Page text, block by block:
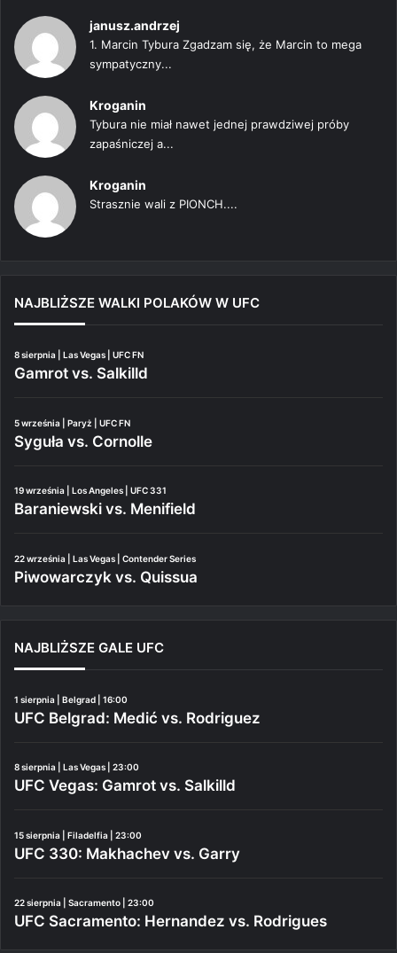
janusz.andrzej
1. Marcin Tybura Zgadzam się, że Marcin to mega
sympatyczny...
Kroganin
Tybura nie miał nawet jednej prawdziwej próby
zapaśniczej a...
Kroganin
Strasznie wali z PIONCH....
NAJBLIŻSZE WALKI POLAKÓW W UFC
8 sierpnia | Las Vegas | UFC FN
Gamrot vs. Salkilld
5 września | Paryż | UFC FN
Syguła vs. Cornolle
19 września | Los Angeles | UFC 331
Baraniewski vs. Menifield
22 września | Las Vegas | Contender Series
Piwowarczyk vs. Quissua
NAJBLIŻSZE GALE UFC
1 sierpnia | Belgrad | 16:00
UFC Belgrad: Medić vs. Rodriguez
8 sierpnia | Las Vegas | 23:00
UFC Vegas: Gamrot vs. Salkilld
15 sierpnia | Filadelfia | 23:00
UFC 330: Makhachev vs. Garry
22 sierpnia | Sacramento | 23:00
UFC Sacramento: Hernandez vs. Rodrigues